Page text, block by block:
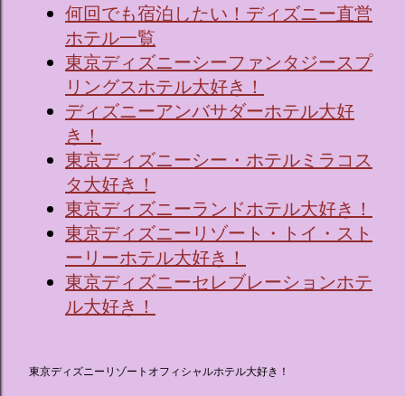
何回でも宿泊したい！ディズニー直営
ホテル一覧
東京ディズニーシーファンタジースプ
リングスホテル大好き！
ディズニーアンバサダーホテル大好
き！
東京ディズニーシー・ホテルミラコス
タ大好き！
東京ディズニーランドホテル大好き！
東京ディズニーリゾート・トイ・スト
ーリーホテル大好き！
東京ディズニーセレブレーションホテ
ル大好き！
東京ディズニーリゾートオフィシャルホテル大好き！